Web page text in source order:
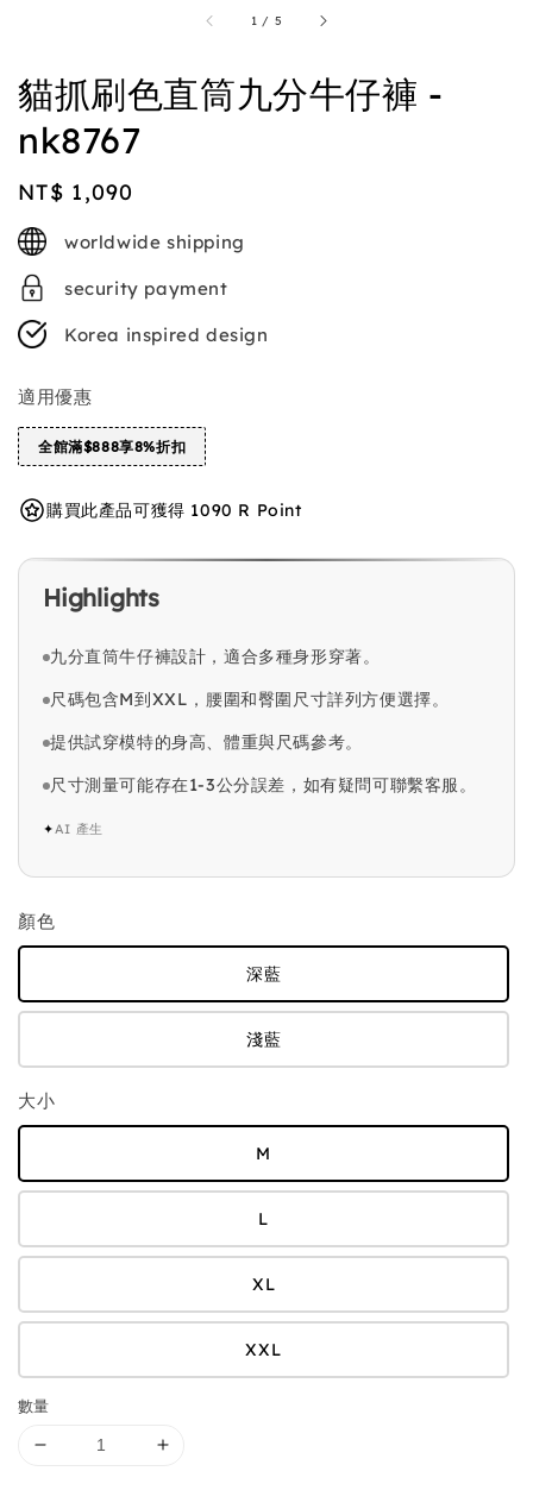
1 / 5
貓抓刷色直筒九分牛仔褲 -
nk8767
Regular
price
NT$ 1,090
worldwide shipping
security payment
Korea inspired design
適用優惠
全館滿$888享8%折扣
購買此產品可獲得 1090 R Point
Highlights
九分直筒牛仔褲設計，適合多種身形穿著。
尺碼包含M到XXL，腰圍和臀圍尺寸詳列方便選擇。
提供試穿模特的身高、體重與尺碼參考。
尺寸測量可能存在1-3公分誤差，如有疑問可聯繫客服。
✦AI 產生
顏色
深藍
淺藍
大小
M
L
XL
XXL
數量